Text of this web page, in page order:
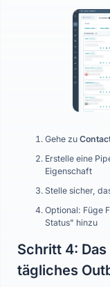
Gehe zu
Erstelle eine
Eigenschaft
Stelle sicher,
Optional: Füge
Status" hinzu
Schritt 4:
tägliches